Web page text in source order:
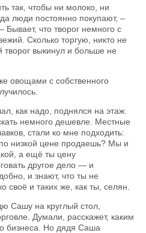
так, чтобы ни молоко, ни
люди постоянно покупают, –
что творог немного с
Сколько торгую, никто не
выкинул и больше не
овощами с собственного
как надо, поднялся на этаж.
немного дешевле. Местные
стали ко мне подходить:
низкой цене продаешь? Мы и
а ещё ты цену
другое дело — и
и знают, что ты не
своё и таких же, как ты, селян.
Сашу на круглый стол,
Думали, расскажет, каким
бизнеса. Но дядя Саша